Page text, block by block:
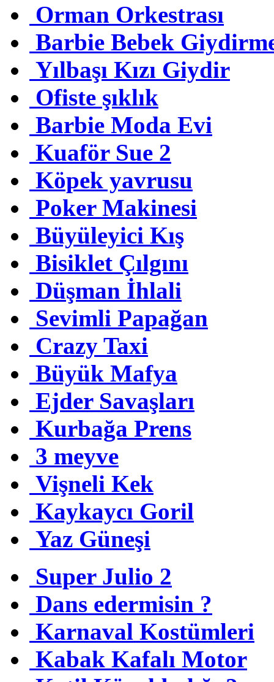
Orman Orkestrası
Barbie Bebek
Yılbaşı Kızı Giydir
Ofiste şıklık
Barbie Moda Evi
Kuaför Sue 2
Köpek yavrusu
Poker Makinesi
Büyüleyici Kış
Bisiklet Çılgını
Düşman İhlali
Sevimli Papağan
Crazy Taxi
Büyük Mafya
Ejder Savaşları
Kurbağa Prens
3 meyve
Vişneli Kek
Kaykaycı Goril
Yaz Güneşi
Super Julio 2
Dans edermisin ?
Karnaval Kostümleri
Kabak Kafalı Motor